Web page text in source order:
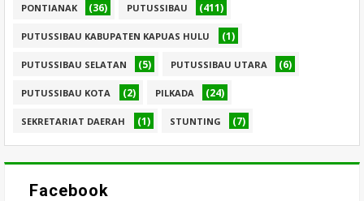
PONTIANAK (36) PUTUSSIBAU (411)
PUTUSSIBAU KABUPATEN KAPUAS HULU (1)
PUTUSSIBAU SELATAN (5) PUTUSSIBAU UTARA (6)
PUTUSSIBAU KOTA (2) PILKADA (24)
SEKRETARIAT DAERAH (1) STUNTING (7)
Facebook